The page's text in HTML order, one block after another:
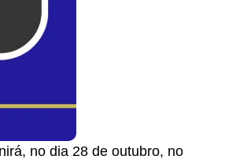
no dia 28 de outubro, no